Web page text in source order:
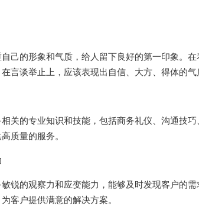
己的形象和气质，给人留下良好的第一印象。
言谈举止上，应该表现出自信、大方、得体的气
关的专业知识和技能，包括商务礼仪、沟通技
质量的服务。
锐的观察力和应变能力，能够及时发现客户的
客户提供满意的解决方案。